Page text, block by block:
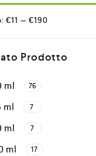
€11 —€190
Prodotto
ml 76
ml 7
ml 7
ml 17